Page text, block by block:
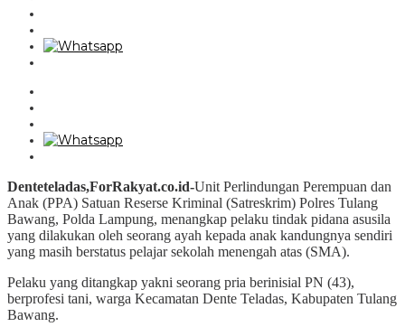
Denteteladas,ForRakyat.co.id-Unit Perlindungan Perempuan dan
Anak (PPA) Satuan Reserse Kriminal (Satreskrim) Polres Tulang
Bawang, Polda Lampung, menangkap pelaku tindak pidana asusila
yang dilakukan oleh seorang ayah kepada anak kandungnya sendiri
yang masih berstatus pelajar sekolah menengah atas (SMA).
Pelaku yang ditangkap yakni seorang pria berinisial PN (43),
berprofesi tani, warga Kecamatan Dente Teladas, Kabupaten Tulang
Bawang.